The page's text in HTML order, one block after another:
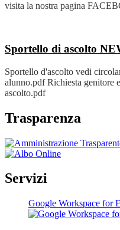
visita la nostra pagina
Sportello di ascolto
Sportello d'ascolto vedi
alunno.pdf Richiesta genitore
ascolto.pdf
Trasparenza
Servizi
Google Workspace for